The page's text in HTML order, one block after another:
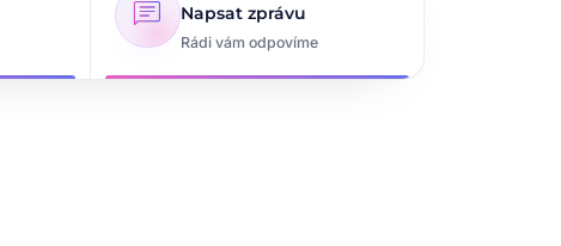
chat Napsat zprávu
Rádi vám odpovíme